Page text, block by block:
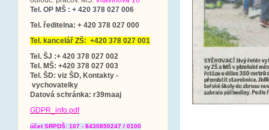
Tel. OP MŠ : + 420 378 027 006
Tel. ředitelna: + 420 378 027 000
Tel. kancelář ZŠ: +420 378 027 001
Tel. ŠJ :+ 420 378 027 002
Tel. MŠ: +420 378 027 003
Tel. ŠD: viz ŠD, Kontakty -
vychovatelky
Datová schránka: r39maaj
GDPR_info.pdf
účet SRPDŠ: 107 - 8430850247 / 0100